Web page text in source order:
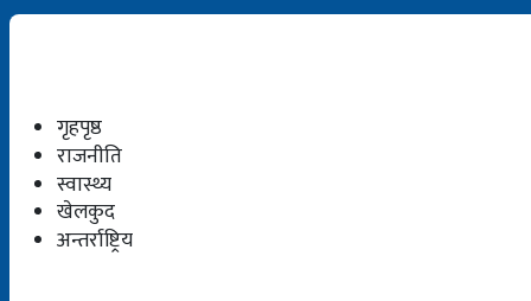
गृहपृष्ठ
राजनीति
स्वास्थ्य
खेलकुद
अन्तर्राष्ट्रिय